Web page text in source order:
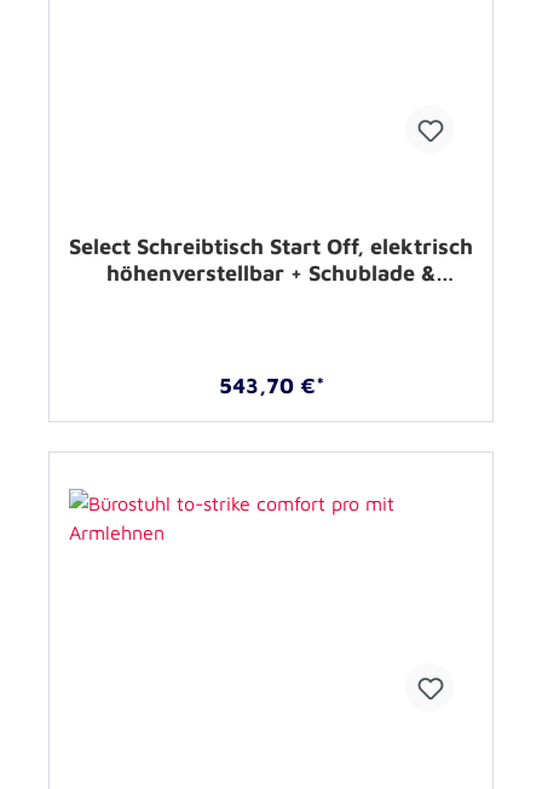
Select Schreibtisch Start Off, elektrisch
höhenverstellbar + Schublade &
543,70 €*